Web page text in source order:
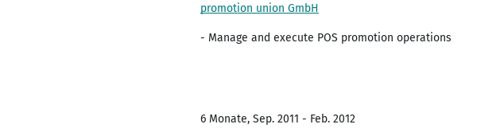
promotion union GmbH
- Manage and execute POS promotion operations
6 Monate, Sep. 2011 - Feb. 2012